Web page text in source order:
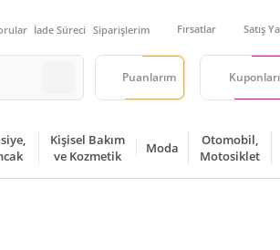
İade Süreci Siparişlerim Fırsatlar Satış
Puanlarım
Kişisel Bakım
ve Kozmetik
Moda
Otomobil,
Motosiklet